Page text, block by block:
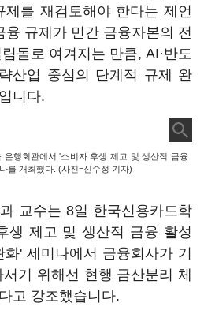
를 재검토해야 한다는 제언
융 규제가 민간 금융자본의 전
돌로 여겨지는 만큼, AI·반도
산업 중심의 단계적 규제 완
니다.
은행회관에서 '소비자 후생 제고 및 생산적 금융
를 개최했다. (사진=신수정 기자)
교수는 8일 한국신용카드학
생 제고 및 생산적 금융 활성
' 세미나에서 금융회사가 기
기 위해선 현행 금산분리 체
고 강조했습니다.